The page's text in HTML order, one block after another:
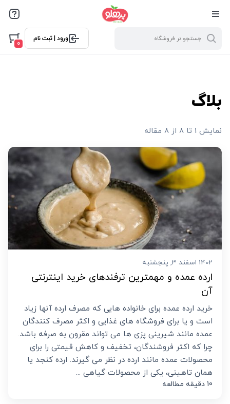
@media screen and (max-width: 500px) { .w-ch{bottom: 125px
!important; left:5px !important;} }
ورود | ثبت نام
0
بلاگ
نمایش 1 تا 8 از 8 مقاله
1402 اسفند 3, پنجشنبه
ارده عمده و مهمترین ترفندهای خرید اینترنتی
آن
خرید ارده عمده برای خانواده هایی که مصرف ارده آنها زیاد
است و یا برای فروشگاه های غذایی و اکثر مصرف کنندگان
عمده مانند شیرینی پزی ها می تواند مقرون به صرفه باشد.
چرا که اکثر فروشندگان، تخفیف و کاهش قیمتی را برای
محصولات عمده مانند ارده در نظر می گیرند. ارده کنجد یا
همان تاهینی، یکی از محصولات گیاهی ...
10 دقیقه مطالعه